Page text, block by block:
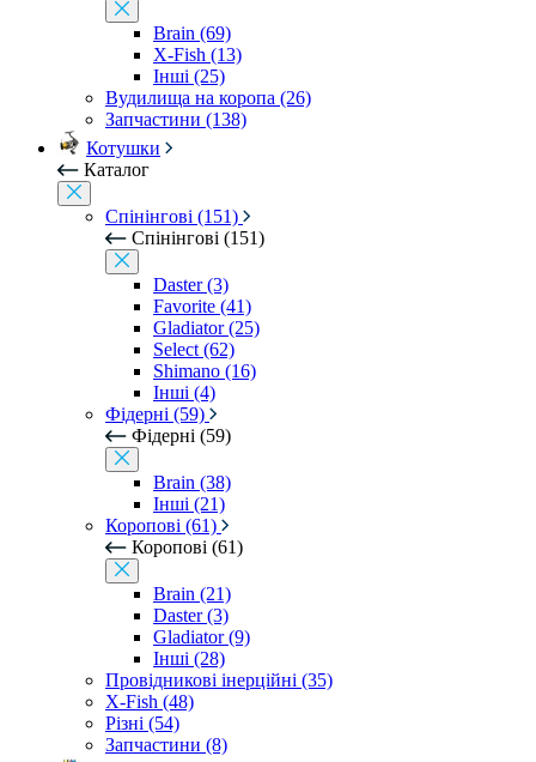
Brain (69)
X-Fish (13)
Інші (25)
Вудилища на коропа (26)
Запчастини (138)
Котушки
Каталог
Спінінгові (151)
Спінінгові (151)
Daster (3)
Favorite (41)
Gladiator (25)
Select (62)
Shimano (16)
Інші (4)
Фідерні (59)
Фідерні (59)
Brain (38)
Інші (21)
Коропові (61)
Коропові (61)
Brain (21)
Daster (3)
Gladiator (9)
Інші (28)
Провідникові інерційні (35)
X-Fish (48)
Різні (54)
Запчастини (8)